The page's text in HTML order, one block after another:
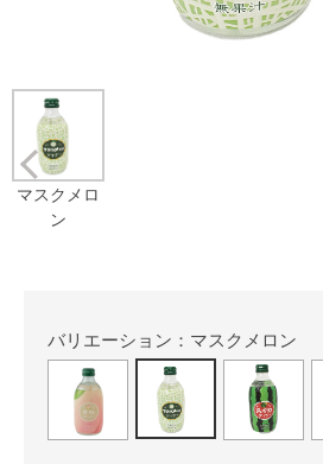
マスクメロ
ン
Prev
バリエーション：マスクメロン